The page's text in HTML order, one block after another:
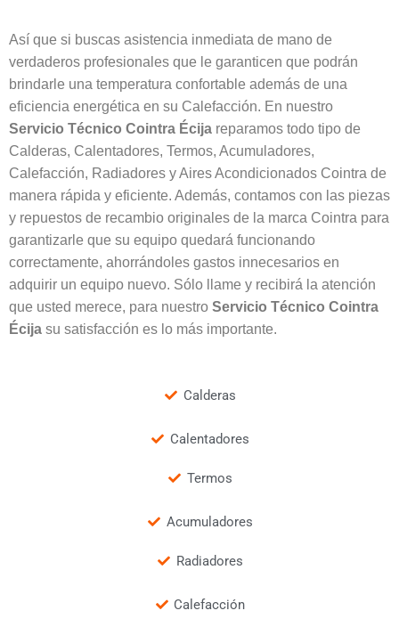
Así que si buscas asistencia inmediata de mano de
verdaderos profesionales que le garanticen que podrán
brindarle una temperatura confortable además de una
eficiencia energética en su Calefacción. En nuestro
Servicio Técnico Cointra Écija reparamos todo tipo de
Calderas, Calentadores, Termos, Acumuladores,
Calefacción, Radiadores y Aires Acondicionados Cointra de
manera rápida y eficiente. Además, contamos con las piezas
y repuestos de recambio originales de la marca Cointra para
garantizarle que su equipo quedará funcionando
correctamente, ahorrándoles gastos innecesarios en
adquirir un equipo nuevo. Sólo llame y recibirá la atención
que usted merece, para nuestro Servicio Técnico Cointra
Écija su satisfacción es lo más importante.
Calderas
Calentadores
Termos
Acumuladores
Radiadores
Calefacción